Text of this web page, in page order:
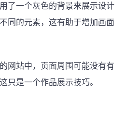
了一个灰色的背景来展示设计
同的元素，这有助于增加画面
网站中，页面周围可能没有有
只是一个作品展示技巧。